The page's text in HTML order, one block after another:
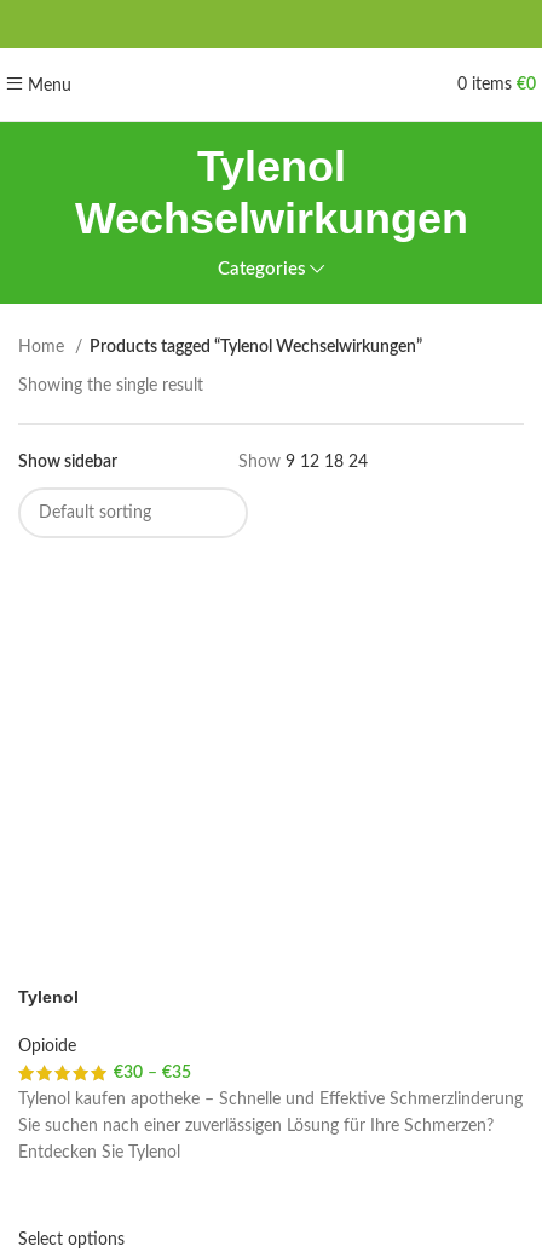
Menu 0 items €0
Tylenol
Wechselwirkungen
Categories
Home Products tagged “Tylenol Wechselwirkungen”
Showing the single result
Show sidebar Show 9 12 18 24
Tylenol
Opioide
€30 – €35
Tylenol kaufen apotheke – Schnelle und Effektive Schmerzlinderung
Sie suchen nach einer zuverlässigen Lösung für Ihre Schmerzen?
Entdecken Sie Tylenol
Select options